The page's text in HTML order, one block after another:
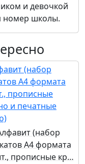
и девочкой
номер школы.
(набор
А4 формата
прописные кр…